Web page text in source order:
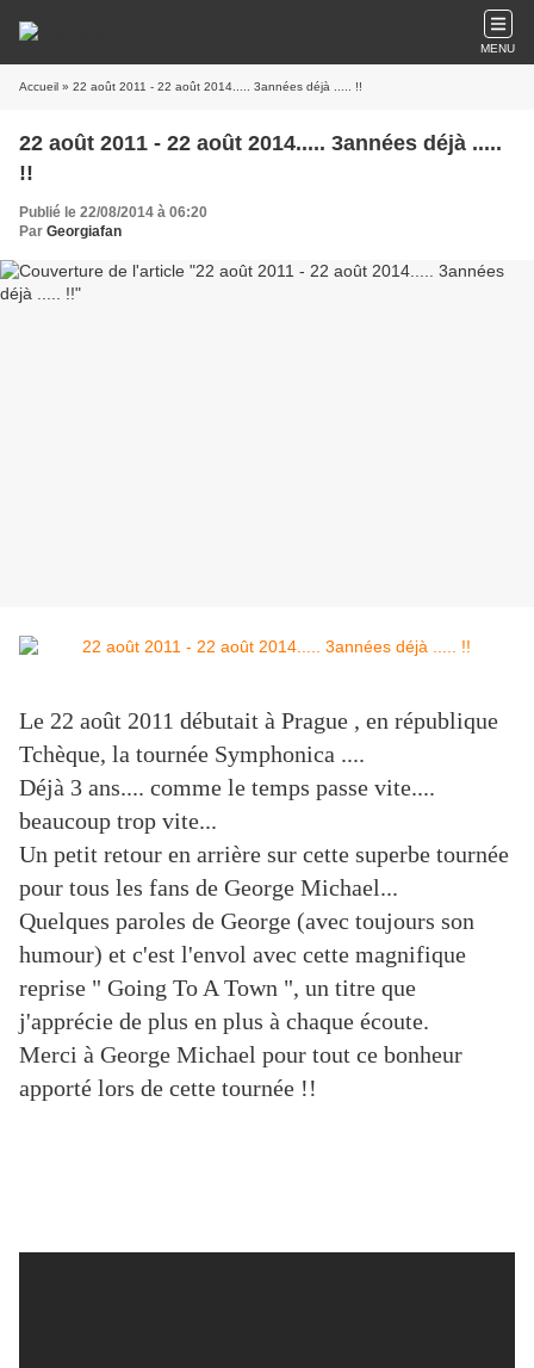
MENU
Accueil » 22 août 2011 - 22 août 2014..... 3années déjà ..... !!
22 août 2011 - 22 août 2014..... 3années déjà .....
!!
Publié le 22/08/2014 à 06:20
Par Georgiafan
​Le 22 août 2011 débutait à Prague , en république
Tchèque, la tournée Symphonica ....
​Déjà 3 ans.... comme le temps passe vite....
beaucoup trop vite...
​Un petit retour en arrière sur cette superbe tournée
pour tous les fans de George Michael...
​Quelques paroles de George (avec toujours son
humour) et c'est l'envol avec cette magnifique
reprise " Going To A Town ", un titre que
j'apprécie de plus en plus à chaque écoute.
​Merci à George Michael pour tout ce bonheur
apporté lors de cette tournée !!